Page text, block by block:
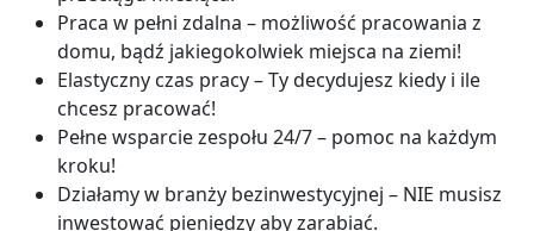
Praca w pełni zdalna – możliwość pracowania z
domu, bądź jakiegokolwiek miejsca na ziemi!
Elastyczny czas pracy – Ty decydujesz kiedy i ile
chcesz pracować!
Pełne wsparcie zespołu 24/7 – pomoc na każdym
kroku!
Działamy w branży bezinwestycyjnej – NIE musisz
inwestować pieniędzy aby zarabiać.